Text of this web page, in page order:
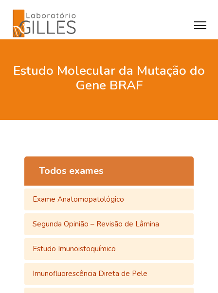
Estudo Molecular da Mutação do
Gene BRAF
Todos exames
Exame Anatomopatológico
Segunda Opinião – Revisão de Lâmina
Estudo Imunoistoquímico
Imunofluorescência Direta de Pele